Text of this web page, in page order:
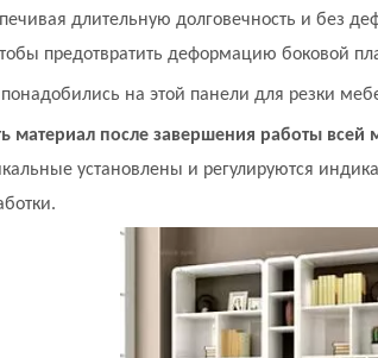
длительную долговечность и без
предотвратить деформацию боковой
на этой панели для резки
материал после завершения работы
установлены и регулируются